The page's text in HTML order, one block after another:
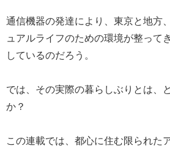
通信機器の発達により、東京と地方
ュアルライフのための環境が整って
しているのだろう。
では、その実際の暮らしぶりとは、
か？
この連載では、都心に住む限られた